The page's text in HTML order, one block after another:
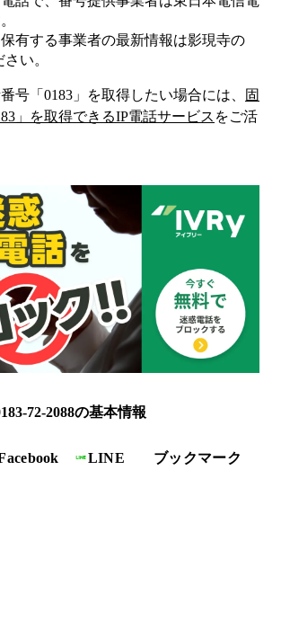
有する事業者の最新情報は影現寺の
い。
号「 0183 」を取得したい場合には、
固
」を取得できるIP電話サービス をご活
72-2088の基本情報
LINE
ブックマーク